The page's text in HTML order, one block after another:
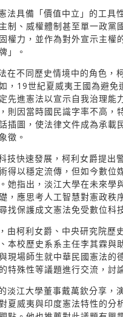
法具備「價值中立」的工具
制、威權體制甚至單一政黨
權力，並作為對外宣示主權
」。
在不同歷史情境中的角色，
，19世紀夏威夷王國為避免
先進憲法以宣示自我治理能
則因當時國民識字率不高，
插圖，使法律文件成為承載
徵。
技快速發展，柯利女爵提出
得以穩定流傳，但如今數位
她指出，淡江大學在未來學
，應思考人工智慧對憲政秩
找保護成文憲法免受數位科
由柯利女爵、中央研究院歷
本校歷史系系主任李其霖與
現場師生就中華民國憲法的
特殊性等議題進行交流，討
淡江大學董事戴萬欽分享，
夏威夷與印度憲法特性的分